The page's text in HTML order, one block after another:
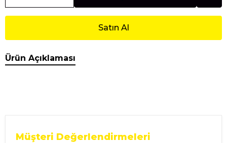
Satın Al
Ürün Açıklaması
Müşteri Değerlendirmeleri